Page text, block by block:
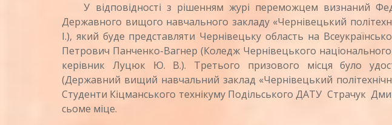
У відповідності з рішенням журі переможцем визнаний
Державного вищого навчального закладу «Чернівецький
І.), який буде представляти Чернівецьку область на
Петрович Панченко-Вагнер (Коледж Чернівецького
керівник Луцюк Ю. В.). Третього призового місця було
(Державний вищий навчальний заклад «Чернівецький
Студенти Кіцманського технікуму Подільського ДАТУ Страчук
сьоме міце.